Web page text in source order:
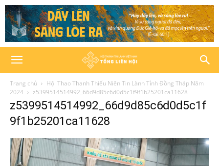
Trang chủ
Hội Thao Thanh Thiếu Niên Tin Lành Tỉnh Đồng Tháp Năm
2024
z5399514514992_66d9d85c6d0d5c1f9f1b25201ca11628
z5399514514992_66d9d85c6d0d5c1f
9f1b25201ca11628